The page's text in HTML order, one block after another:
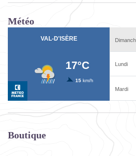
Météo
Boutique